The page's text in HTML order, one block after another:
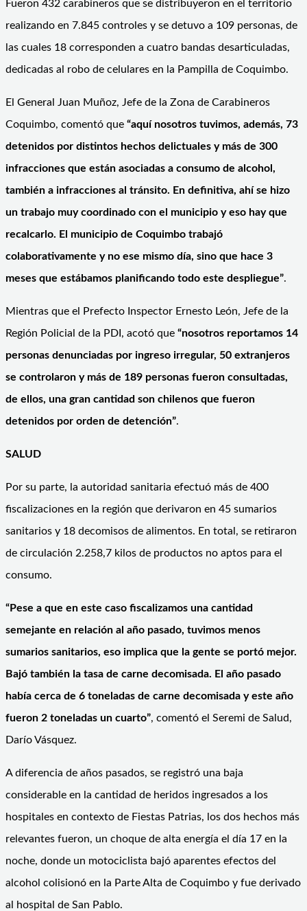
Fueron 432 carabineros que se distribuyeron en el territorio
realizando en 7.845 controles y se detuvo a 109 personas, de
las cuales 18 corresponden a cuatro bandas desarticuladas,
dedicadas al robo de celulares en la Pampilla de Coquimbo.
El General Juan Muñoz, Jefe de la Zona de Carabineros
Coquimbo, comentó que “aquí nosotros tuvimos, además, 73
detenidos por distintos hechos delictuales y más de 300
infracciones que están asociadas a consumo de alcohol,
también a infracciones al tránsito. En definitiva, ahí se hizo
un trabajo muy coordinado con el municipio y eso hay que
recalcarlo. El municipio de Coquimbo trabajó
colaborativamente y no ese mismo día, sino que hace 3
meses que estábamos planificando todo este despliegue”.
Mientras que el Prefecto Inspector Ernesto León, Jefe de la
Región Policial de la PDI, acotó que “nosotros reportamos 14
personas denunciadas por ingreso irregular, 50 extranjeros
se controlaron y más de 189 personas fueron consultadas,
de ellos, una gran cantidad son chilenos que fueron
detenidos por orden de detención”.
SALUD
Por su parte, la autoridad sanitaria efectuó más de 400
fiscalizaciones en la región que derivaron en 45 sumarios
sanitarios y 18 decomisos de alimentos. En total, se retiraron
de circulación 2.258,7 kilos de productos no aptos para el
consumo.
“Pese a que en este caso fiscalizamos una cantidad
semejante en relación al año pasado, tuvimos menos
sumarios sanitarios, eso implica que la gente se portó mejor.
Bajó también la tasa de carne decomisada. El año pasado
había cerca de 6 toneladas de carne decomisada y este año
fueron 2 toneladas un cuarto”, comentó el Seremi de Salud,
Darío Vásquez.
A diferencia de años pasados, se registró una baja
considerable en la cantidad de heridos ingresados a los
hospitales en contexto de Fiestas Patrias, los dos hechos más
relevantes fueron, un choque de alta energía el día 17 en la
noche, donde un motociclista bajó aparentes efectos del
alcohol colisionó en la Parte Alta de Coquimbo y fue derivado
al hospital de San Pablo.